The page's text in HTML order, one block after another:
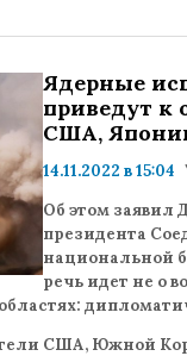
Ядерные
приведут к
США,
14.11.2022 в 15:04
Об этом
президента
национальной
речь идет не о
США, Южной